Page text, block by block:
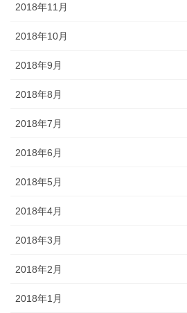
2018年11月
2018年10月
2018年9月
2018年8月
2018年7月
2018年6月
2018年5月
2018年4月
2018年3月
2018年2月
2018年1月